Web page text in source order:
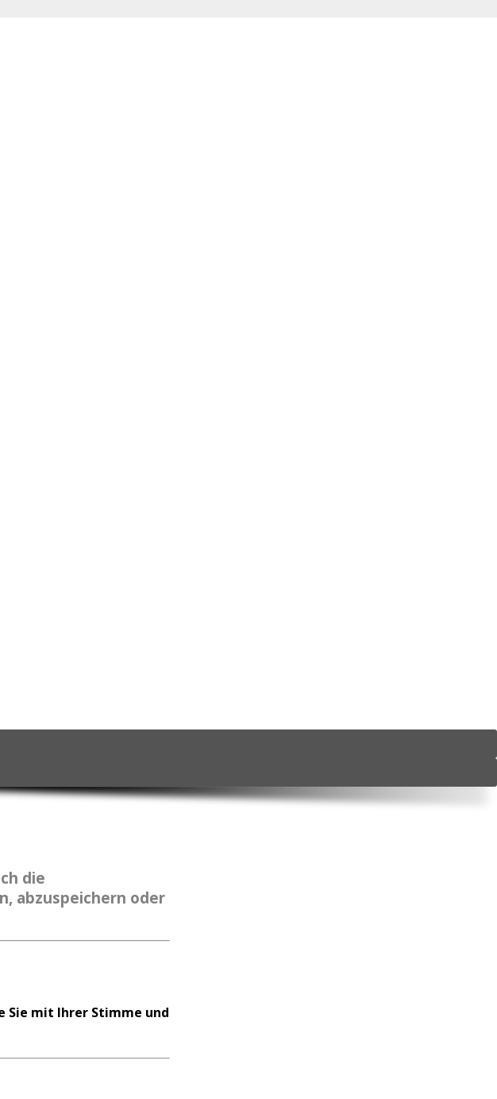
die
abzuspeichern oder
Sie mit Ihrer Stimme und